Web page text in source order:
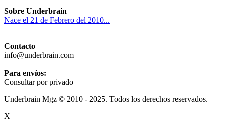
Sobre Underbrain
Nace el 21 de Febrero del 2010...
Contacto
info@underbrain.com
Para envíos:
Consultar por privado
Underbrain Mgz © 2010 - 2025. Todos los derechos reservados.
X